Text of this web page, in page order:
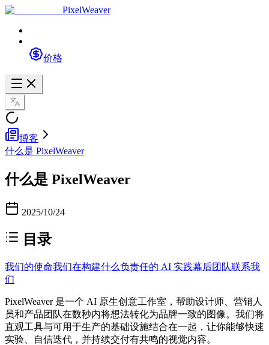
PixelWeaver
价格
博客
什么是 PixelWeaver
什么是 PixelWeaver
2025/10/24
目录
我们的使命我们在构建什么负责任的 AI 实践幕后团队联系我
们
PixelWeaver 是一个 AI 原生创意工作室，帮助设计师、营销人
员和产品团队在数秒内将想法转化为品牌一致的图像。我们将
直观工具与可用于生产的基础设施结合在一起，让你能够快速
实验、自信迭代，并持续交付有共鸣的视觉内容。